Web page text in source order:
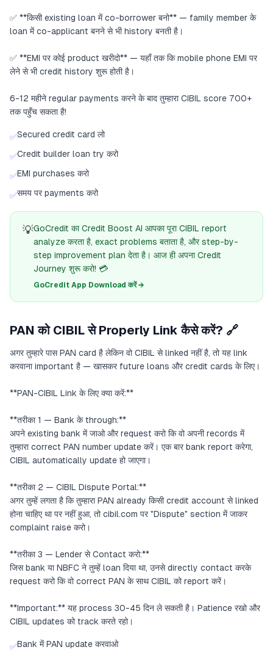
✅ **किसी existing loan में co-borrower बनो** — family member के
loan में co-applicant बनने से भी history बनती है।
✅ **EMI पर कोई product खरीदो** — यहाँ तक कि mobile phone EMI पर
लेने से भी credit history शुरू होती है।
6-12 महीने regular payments करने के बाद तुम्हारा CIBIL score 700+
तक पहुँच सकता है!
✅Secured credit card लो
✅Credit builder loan try करो
✅EMI purchases करो
✅समय पर payments करो
💡GoCredit का Credit Boost AI आपका पूरा CIBIL report
analyze करता है, exact problems बताता है, और step-by-
step improvement plan देता है। आज ही अपना Credit
Journey शुरू करो! 💳
GoCredit App Download करें →
PAN को CIBIL से Properly Link कैसे करें? 🔗
अगर तुम्हारे पास PAN card है लेकिन वो CIBIL से linked नहीं है, तो यह link
करवाना important है — खासकर future loans और credit cards के लिए।
**PAN-CIBIL Link के लिए क्या करें:**
**तरीका 1 — Bank के through:**
अपने existing bank में जाओ और request करो कि वो अपनी records में
तुम्हारा correct PAN number update करें। एक बार bank report करेगा,
CIBIL automatically update हो जाएगा।
**तरीका 2 — CIBIL Dispute Portal:**
अगर तुम्हें लगता है कि तुम्हारा PAN already किसी credit account से linked
होना चाहिए था पर नहीं हुआ, तो cibil.com पर "Dispute" section में जाकर
complaint raise करो।
**तरीका 3 — Lender से Contact करो:**
जिस bank या NBFC ने तुम्हें loan दिया था, उनसे directly contact करके
request करो कि वो correct PAN के साथ CIBIL को report करें।
**Important:** यह process 30-45 दिन ले सकती है। Patience रखो और
CIBIL updates को track करते रहो।
✅Bank में PAN update करवाओ